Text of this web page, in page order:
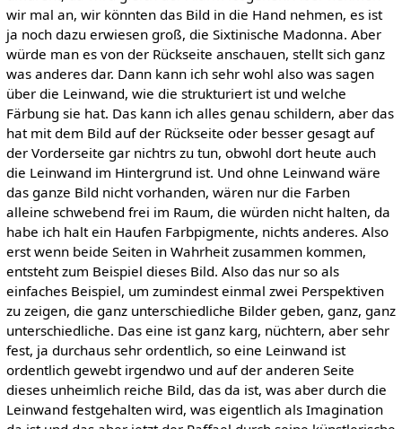
wir mal an, wir könnten das Bild in die Hand nehmen, es ist
ja noch dazu erwiesen groß, die Sixtinische Madonna. Aber
würde man es von der Rückseite anschauen, stellt sich ganz
was anderes dar. Dann kann ich sehr wohl also was sagen
über die Leinwand, wie die strukturiert ist und welche
Färbung sie hat. Das kann ich alles genau schildern, aber das
hat mit dem Bild auf der Rückseite oder besser gesagt auf
der Vorderseite gar nichtrs zu tun, obwohl dort heute auch
die Leinwand im Hintergrund ist. Und ohne Leinwand wäre
das ganze Bild nicht vorhanden, wären nur die Farben
alleine schwebend frei im Raum, die würden nicht halten, da
habe ich halt ein Haufen Farbpigmente, nichts anderes. Also
erst wenn beide Seiten in Wahrheit zusammen kommen,
entsteht zum Beispiel dieses Bild. Also das nur so als
einfaches Beispiel, um zumindest einmal zwei Perspektiven
zu zeigen, die ganz unterschiedliche Bilder geben, ganz, ganz
unterschiedliche. Das eine ist ganz karg, nüchtern, aber sehr
fest, ja durchaus sehr ordentlich, so eine Leinwand ist
ordentlich gewebt irgendwo und auf der anderen Seite
dieses unheimlich reiche Bild, das da ist, was aber durch die
Leinwand festgehalten wird, was eigentlich als Imagination